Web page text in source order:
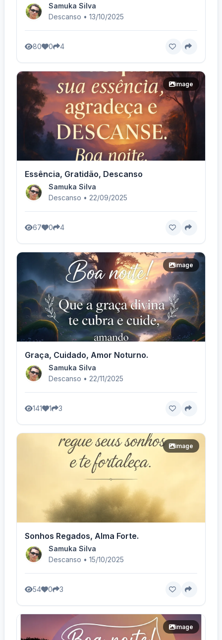
Samuka Silva
Descanso • 13/10/2025
80 0 4
image
Essência, Gratidão, Descanso
Samuka Silva
Descanso • 22/09/2025
67 0 4
image
Graça, Cuidado, Amor Noturno.
Samuka Silva
Descanso • 22/11/2025
141 1 3
image
Sonhos Regados, Alma Forte.
Samuka Silva
Descanso • 15/10/2025
54 0 3
image